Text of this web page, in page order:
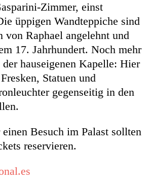
Zimmer, einst
üppigen Wandteppiche sind
von Raphael angelehnt und
17. Jahrhundert. Noch mehr
hauseigenen Kapelle: Hier
Statuen und
gegenseitig in den
Besuch im Palast sollten
reservieren.